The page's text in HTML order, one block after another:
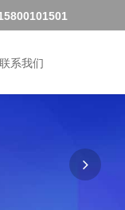
联系我们